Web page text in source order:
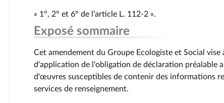
28 avril 2026
29 avril 2026
29 avril 2026
« 1°, 2° et 6° de l’article L. 112‑2 ».
Exposé sommaire
Cet amendement du Groupe Ecologiste et Social vise
d'application de l'obligation de déclaration préalable
d'œuvres susceptibles de contenir des informations
services de renseignement.